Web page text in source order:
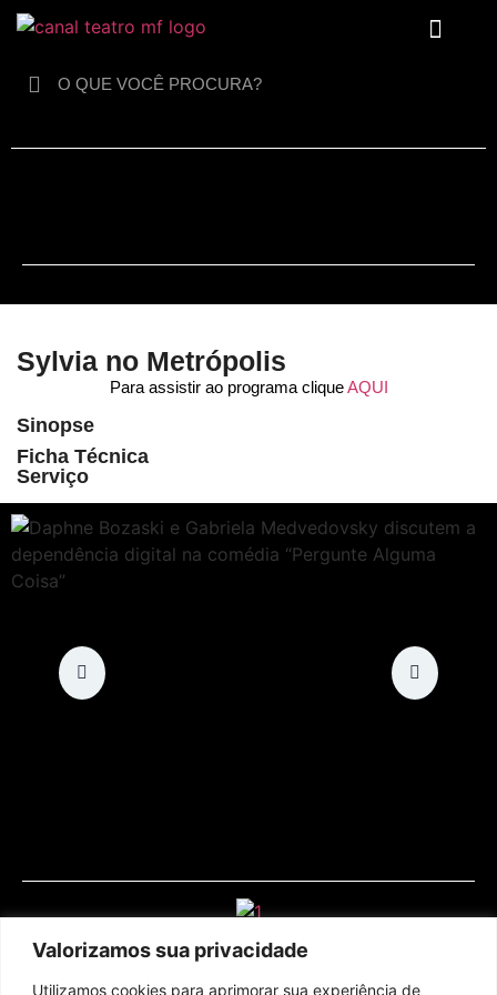
Valorizamos sua privacidade
Utilizamos cookies para aprimorar sua experiência de
Sylvia no Metrópolis
Para assistir ao programa cliqueAQUI
Sinopse
Ficha Técnica
Serviço